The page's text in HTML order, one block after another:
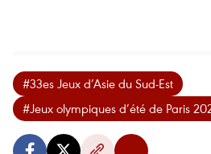
#33es Jeux d’Asie du Sud-Est
#Jeux olympiques d’été de Paris